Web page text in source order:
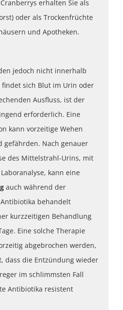
erhalten Sie als
oder als Trockenfrüchte
und Apotheken.
jedoch nicht innerhalb
findet sich Blut im Urin oder
Ausfluss, ist der
erforderlich. Eine
kann vorzeitige Wehen
gefährden. Nach genauer
des Mittelstrahl-Urins, mit
kann eine
auch während der
behandelt
kurzzeitigen Behandlung
Eine solche Therapie
abgebrochen werden,
dass die Entzündung wieder
im schlimmsten Fall
Antibiotika resistent